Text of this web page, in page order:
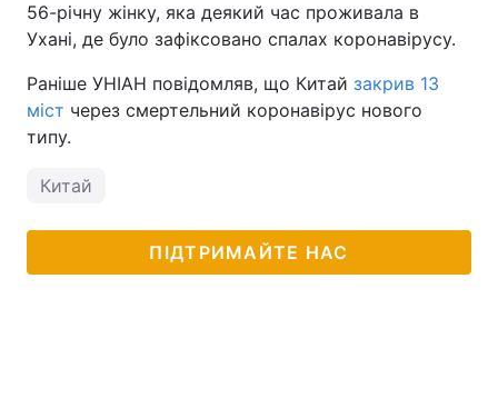
56-річну жінку, яка деякий час проживала в
Ухані, де було зафіксовано спалах коронавірусу.
Раніше УНІАН повідомляв, що Китай закрив 13
міст через смертельний коронавірус нового
типу.
Китай
ПІДТРИМАЙТЕ НАС